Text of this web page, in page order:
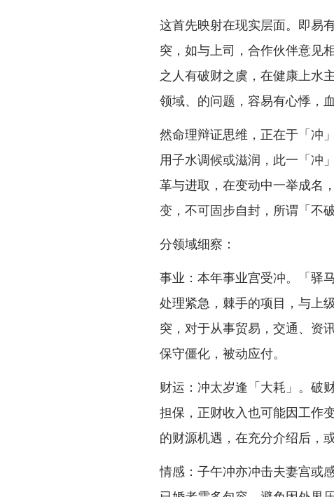
这首先映射在现实层面。即易
突，如与上司，合作伙伴意见
之人有破财之虞，在健康上水
领域、的问题，容易有心悸，
然命理辩证思维，正在于「冲
用子水调候或滋润，此一「冲
革与进取，在变动中一举成名
变，不可固步自封，所谓「不
分领域细察：
事业：本年事业宫受冲。「驿
处理紧急，棘手的项目，与上
突，对于从事贸易，交通、资
保守僵化，被动应付。
财运：冲太岁逢「大耗」。破
担保，正财收入也可能因工作
的财源机遇，在充分介绍后，
情感：子午冲亦冲击夫妻宫或